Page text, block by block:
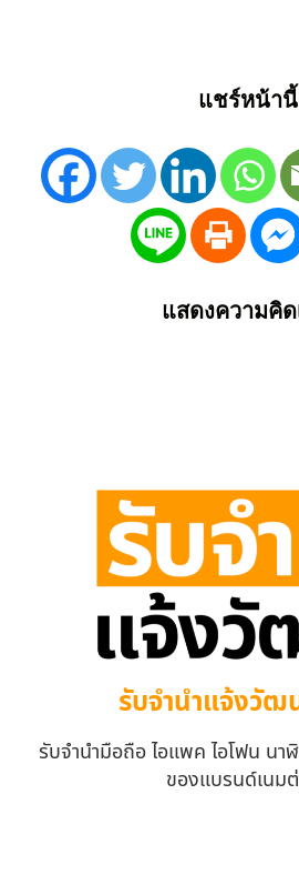
แชร์หน้านี้
แสดงความคิ
รับจํานําแจ้งวัฒ
รับจำนำมือถือ ไอแพค ไอโฟน นา
ของแบรนด์เนม